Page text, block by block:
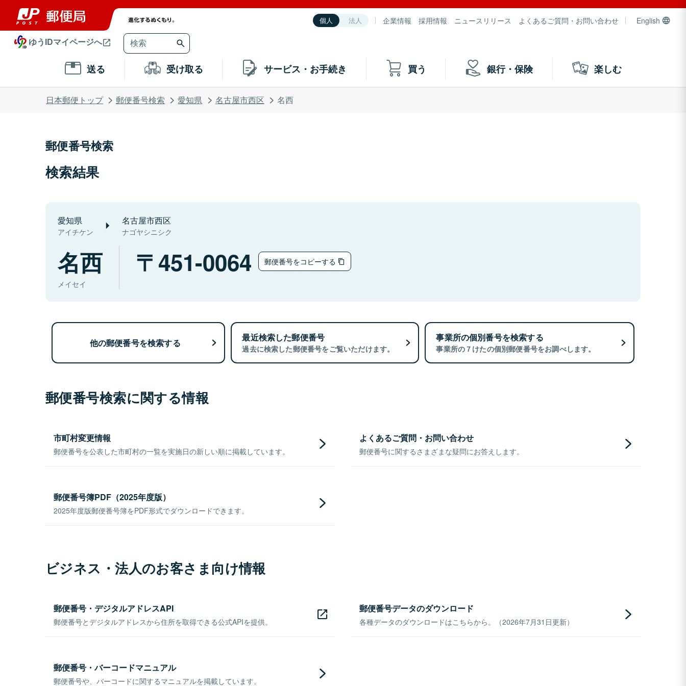
個人 法人 企業情報 採用情報 ニュースリリース よくあるご質問・お問い合わせ English
ゆうIDマイページへ
送る 受け取る サービス・お手続き 買う 銀行・保険 楽しむ
日本郵便トップ 郵便番号検索 愛知県 名古屋市西区 名西
郵便番号検索
検索結果
愛知県
アイチケン
名古屋市西区
ナゴヤシニシク
名西
メイセイ
451-0064 郵便番号をコピーする
他の郵便番号を検索する 最近検索した郵便番号
過去に検索した郵便番号をご覧いただけます。
事業所の個別番号を検索する
事業所の７けたの個別郵便番号をお調べします。
郵便番号検索に関する情報
市町村変更情報
郵便番号を公表した市町村の一覧を実施日の新しい順に掲載しています。
よくあるご質問・お問い合わせ
郵便番号に関するさまざまな疑問にお答えします。
郵便番号簿PDF（2025年度版）
2025年度版郵便番号簿をPDF形式でダウンロードできます。
ビジネス・法人のお客さま向け情報
郵便番号・デジタルアドレスAPI
郵便番号とデジタルアドレスから住所を取得できる公式APIを提供。
郵便番号データのダウンロード
各種データのダウンロードはこちらから。（2026年7月31日更新）
郵便番号・バーコードマニュアル
郵便番号や、バーコードに関するマニュアルを掲載しています。